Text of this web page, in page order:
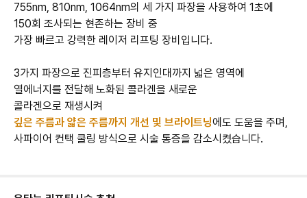
755nm, 810nm, 1064nm의 세 가지 파장을 사용하여 1초에
150회 조사되는 현존하는 장비 중
가장 빠르고 강력한 레이저 리프팅 장비입니다.
3가지 파장으로 진피층부터 유지인대까지 넓은 영역에
열에너지를 전달해 노화된 콜라겐을 새로운
콜라겐으로 재생시켜
깊은 주름과 얇은 주름까지 개선 및 브라이트닝에도 도움을 주며,
사파이어 컨택 쿨링 방식으로 시술 통증을 감소시켰습니다.